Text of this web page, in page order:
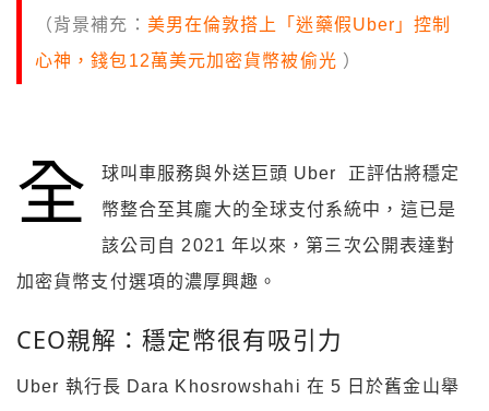
（背景補充： 美男在倫敦搭上「迷藥假Uber」控制
心神，錢包12萬美元加密貨幣被偷光 ）
全
球叫車服務與外送巨頭 Uber 正評估將穩定
幣整合至其龐大的全球支付系統中，這已是
該公司自 2021 年以來，第三次公開表達對
加密貨幣支付選項的濃厚興趣。
CEO親解：穩定幣很有吸引力
Uber 執行長 Dara Khosrowshahi 在 5 日於舊金山舉